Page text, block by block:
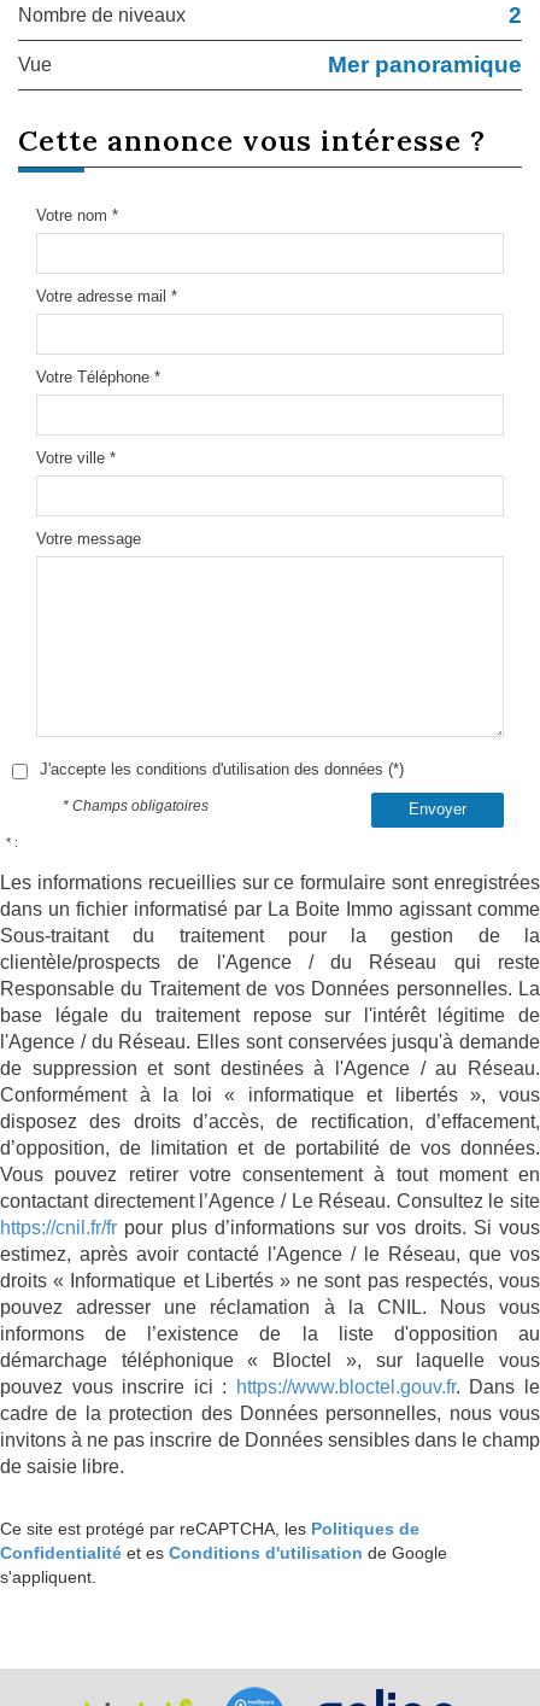
Nombre de niveaux 2
Vue Mer panoramique
cette annonce vous intéresse ?
Votre nom *
Votre adresse mail *
Votre Téléphone *
Votre ville *
Votre message
J'accepte les conditions d'utilisation des données (*)
Envoyer
* Champs obligatoires
* :
Les informations recueillies sur ce formulaire sont enregistrées
dans un fichier informatisé par La Boite Immo agissant comme
Sous-traitant du traitement pour la gestion de la
clientèle/prospects de l'Agence / du Réseau qui reste
Responsable du Traitement de vos Données personnelles. La
base légale du traitement repose sur l'intérêt légitime de
l'Agence / du Réseau. Elles sont conservées jusqu'à demande
de suppression et sont destinées à l'Agence / au Réseau.
Conformément à la loi « informatique et libertés », vous
disposez des droits d’accès, de rectification, d’effacement,
d’opposition, de limitation et de portabilité de vos données.
Vous pouvez retirer votre consentement à tout moment en
contactant directement l’Agence / Le Réseau. Consultez le site
https://cnil.fr/fr pour plus d’informations sur vos droits. Si vous
estimez, après avoir contacté l'Agence / le Réseau, que vos
droits « Informatique et Libertés » ne sont pas respectés, vous
pouvez adresser une réclamation à la CNIL. Nous vous
informons de l’existence de la liste d'opposition au
démarchage téléphonique « Bloctel », sur laquelle vous
pouvez vous inscrire ici :
https://www.bloctel.gouv.fr. Dans le
cadre de la protection des Données personnelles, nous vous
invitons à ne pas inscrire de Données sensibles dans le champ
de saisie libre.
Ce site est protégé par reCAPTCHA, les Politiques de
Confidentialité et es Conditions d'utilisation de Google
s'appliquent.